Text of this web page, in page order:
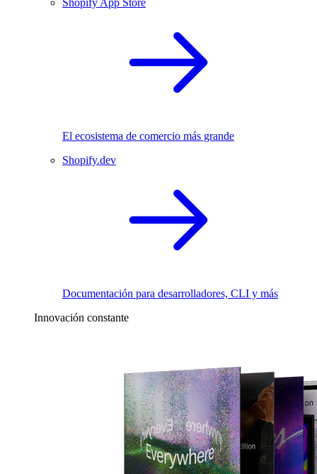
Shopify App Store
El ecosistema de comercio más grande
Shopify.dev
Documentación para desarrolladores, CLI y más
Innovación constante